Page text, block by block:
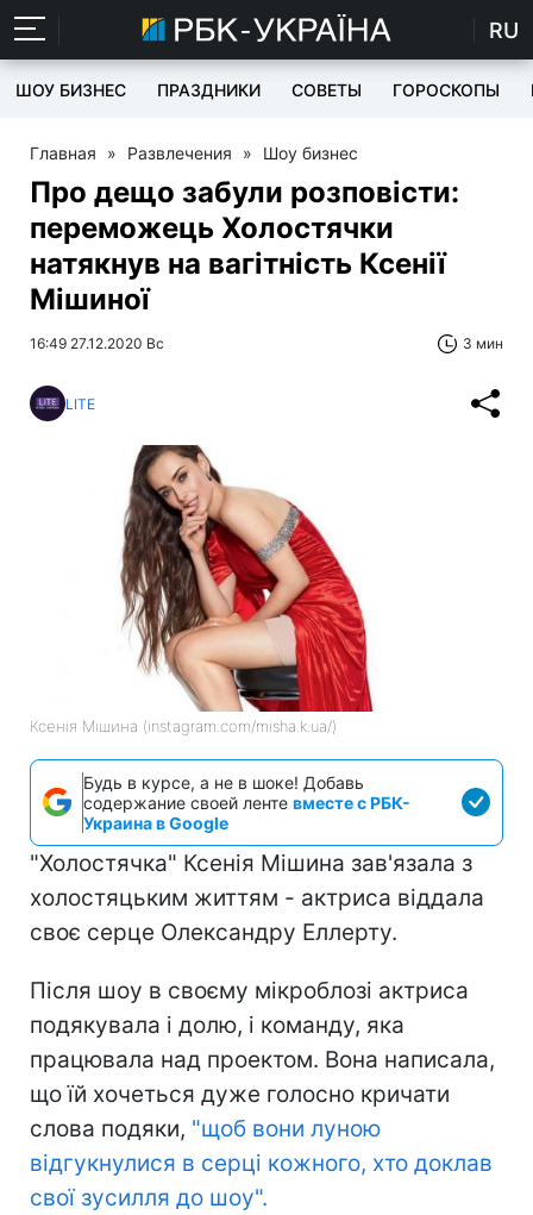
RU
ШОУ БИЗНЕС ПРАЗДНИКИ СОВЕТЫ ГОРОСКОПЫ
Главная » Развлечения » Шоу бизнес
Про дещо забули розповісти:
переможець Холостячки
натякнув на вагітність Ксенії
Мішиної
16:49 27.12.2020 Вс 3 мин
LITE
Ксенія Мішина (instagram.com/misha.k.ua/)
Будь в курсе, а не в шоке! Добавь
содержание своей ленте вместе с РБК-
Украина в Google
"Холостячка" Ксенія Мішина зав'язала з
холостяцьким життям - актриса віддала
своє серце Олександру Еллерту.
Після шоу в своєму мікроблозі актриса
подякувала і долю, і команду, яка
працювала над проектом. Вона написала,
що їй хочеться дуже голосно кричати
слова подяки, "щоб вони луною
відгукнулися в серці кожного, хто доклав
свої зусилля до шоу".